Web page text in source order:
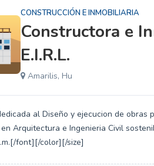
CONSTRUCCIÓN E INMOBILIARIA
Constructora e
E.I.R.L.
Amarilis, Hu
al Diseño y ejecucion de
Arquitectura e Ingenieria Civil
font][/color][/size]